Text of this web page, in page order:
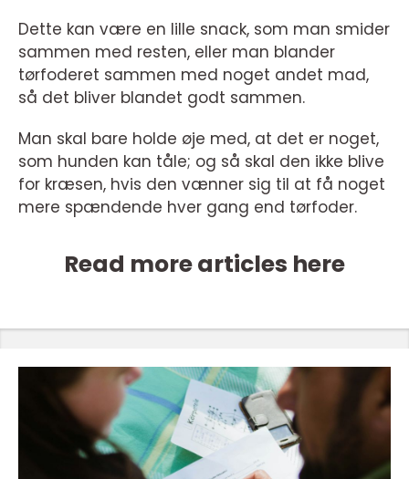
Dette kan være en lille snack, som man smider
sammen med resten, eller man blander
tørfoderet sammen med noget andet mad,
så det bliver blandet godt sammen.
Man skal bare holde øje med, at det er noget,
som hunden kan tåle; og så skal den ikke blive
for kræsen, hvis den vænner sig til at få noget
mere spændende hver gang end tørfoder.
Read more articles here